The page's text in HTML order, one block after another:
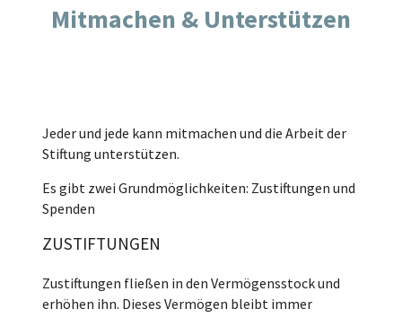
Mitmachen & Unterstützen
Jeder und jede kann mitmachen und die Arbeit der
Stiftung unterstützen.
Es gibt zwei Grundmöglichkeiten: Zustiftungen und
Spenden
ZUSTIFTUNGEN
Zustiftungen fließen in den Vermögensstock und
erhöhen ihn. Dieses Vermögen bleibt immer